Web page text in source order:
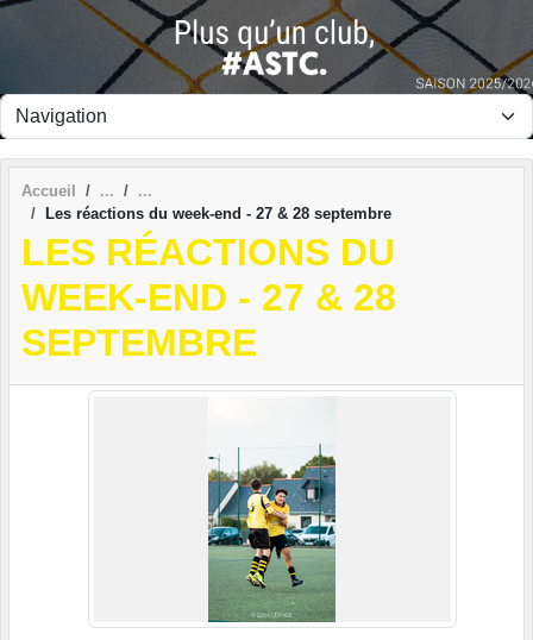
Accueil
Les réactions du week-end - 27 & 28 septembre
LES RÉACTIONS DU
WEEK-END - 27 & 28
SEPTEMBRE
Panneau de gestion des cookies